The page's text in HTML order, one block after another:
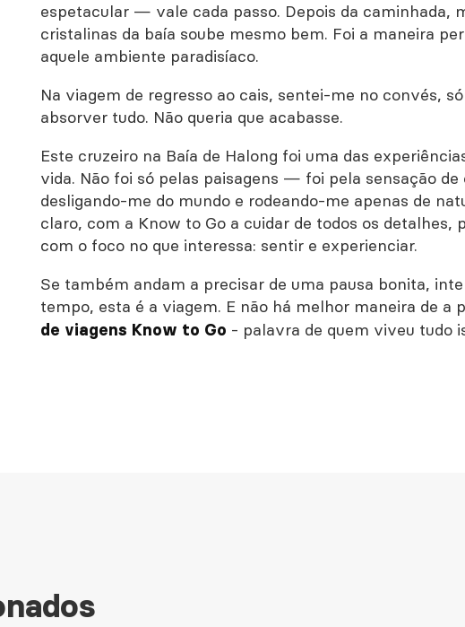
espetacular — vale cada passo. Depois da caminhada,
cristalinas da baía soube mesmo bem. Foi a maneira
aquele ambiente paradisíaco.
Na viagem de regresso ao cais, sentei-me no convés,
absorver tudo. Não queria que acabasse.
Este cruzeiro na Baía de Halong foi uma das
vida. Não foi só pelas paisagens — foi pela sensação
desligando-me do mundo e rodeando-me apenas de
claro, com a Know to Go a cuidar de todos os detalhes,
com o foco no que interessa: sentir e experienciar.
Se também andam a precisar de uma pausa bonita,
tempo, esta é a viagem. E não há melhor maneira de a
de viagens Know to Go - palavra de quem viveu tudo